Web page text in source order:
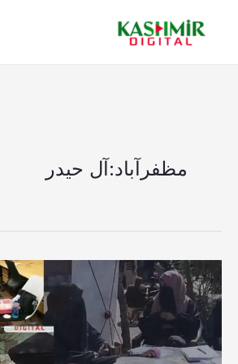
مظفرآباد:آل حیدر
مظفرآباد:آل
حیدر
ویلفیئر
فاؤنڈیشن